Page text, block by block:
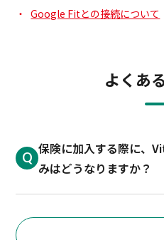
Google Fitとの接続について
よくあ
保険に加入する際に、
みはどうなりますか？